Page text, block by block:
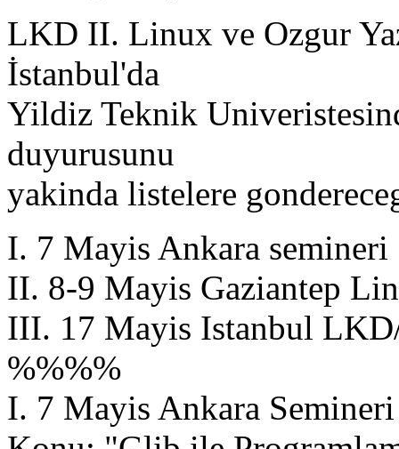
LKD II. Linux ve Ozgur
İstanbul'da
Yildiz Teknik
duyurusunu
yakinda listelere
I. 7 Mayis Ankara semineri
II. 8-9 Mayis Gaziantep
III. 17 Mayis Istanbul
%%%%
I. 7 Mayis Ankara Semineri